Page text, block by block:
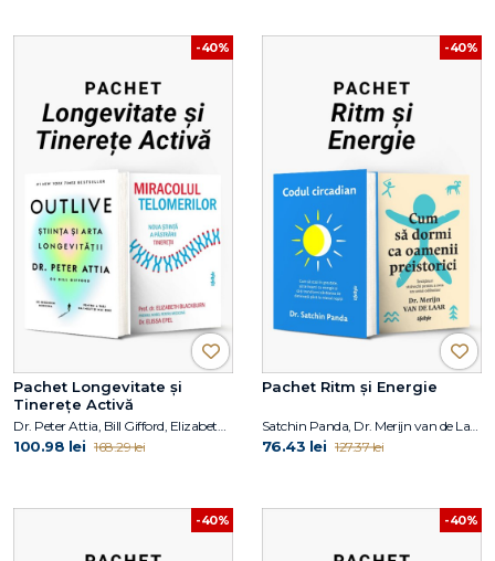
-40%
Pachet Longevitate și
Tinerețe Activă
100.98 lei 168.29 lei
-40%
Pachet Ritm și Energie
76.43 lei 127.37 lei
-40% -40%